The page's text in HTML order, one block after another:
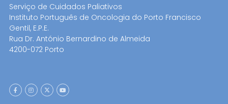
Serviço de Cuidados Paliativos
Instituto Português de Oncologia do Porto Francisco
Gentil, E.P.E.
Rua Dr. António Bernardino de Almeida
4200-072 Porto